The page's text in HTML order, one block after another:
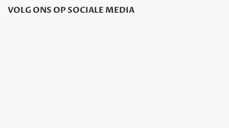
VOLG ONS OP SOCIALE MEDIA